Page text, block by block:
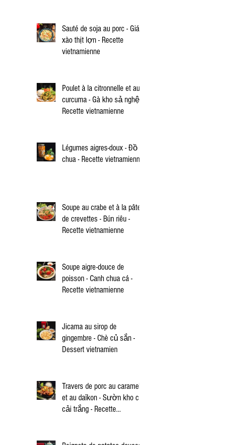
Sauté de soja au porc - Giá
xào thịt lợn - Recette
vietnamienne
Poulet à la citronnelle et au
curcuma - Gà kho sả nghệ -
Recette vietnamienne
Légumes aigres-doux - Đồ
chua - Recette vietnamienne
Soupe au crabe et à la pâte
de crevettes - Bún riêu -
Recette vietnamienne
Soupe aigre-douce de
poisson - Canh chua cá -
Recette vietnamienne
Jicama au sirop de
gingembre - Chè củ sắn -
Dessert vietnamien
Travers de porc au caramel
et au daïkon - Sườn kho củ
cải trắng - Recette